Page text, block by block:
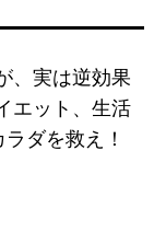
、実は逆効果
エット、生活
ダを救え！